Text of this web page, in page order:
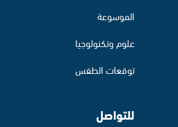
الموسوعة
علوم وتكنولوجيا
توقعات الطقس
للتواصل